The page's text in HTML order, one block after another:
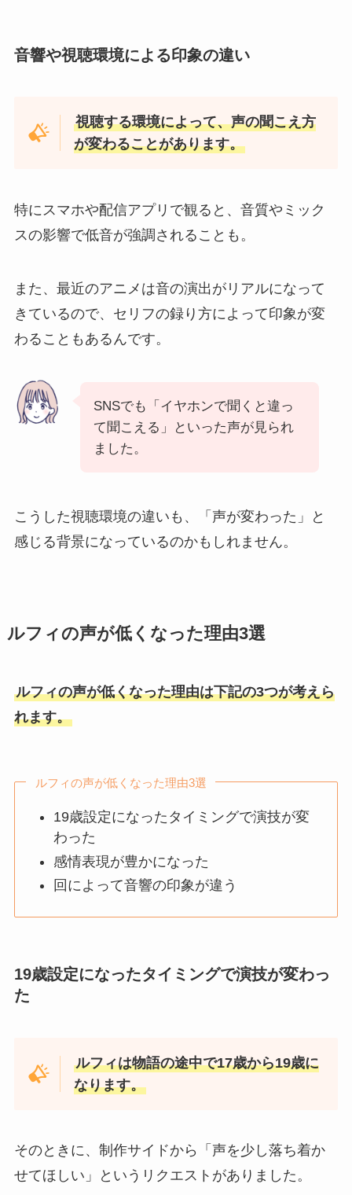
音響や視聴環境による印象の違い
視聴する環境によって、声の聞こえ方
が変わることがあります。
特にスマホや配信アプリで観ると、音質やミック
スの影響で低音が強調されることも。
また、最近のアニメは音の演出がリアルになって
きているので、セリフの録り方によって印象が変
わることもあるんです。
SNSでも「イヤホンで聞くと違っ
て聞こえる」といった声が見られ
ました。
こうした視聴環境の違いも、「声が変わった」と
感じる背景になっているのかもしれません。
ルフィの声が低くなった理由3選
ルフィの声が低くなった理由は下記の3つが考えら
れます。
ルフィの声が低くなった理由3選
19歳設定になったタイミングで演技が変
わった
感情表現が豊かになった
回によって音響の印象が違う
19歳設定になったタイミングで演技が変わっ
た
ルフィは物語の途中で17歳から19歳に
なります。
そのときに、制作サイドから「声を少し落ち着か
せてほしい」というリクエストがありました。